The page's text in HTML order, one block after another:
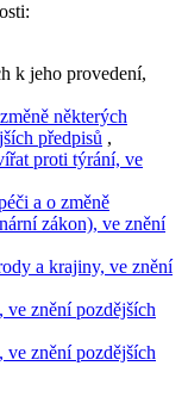
k jeho provedení,
některých
předpisů ,
proti týrání, ve
a o změně
zákon), ve znění
a krajiny, ve znění
ve znění pozdějších
ve znění pozdějších